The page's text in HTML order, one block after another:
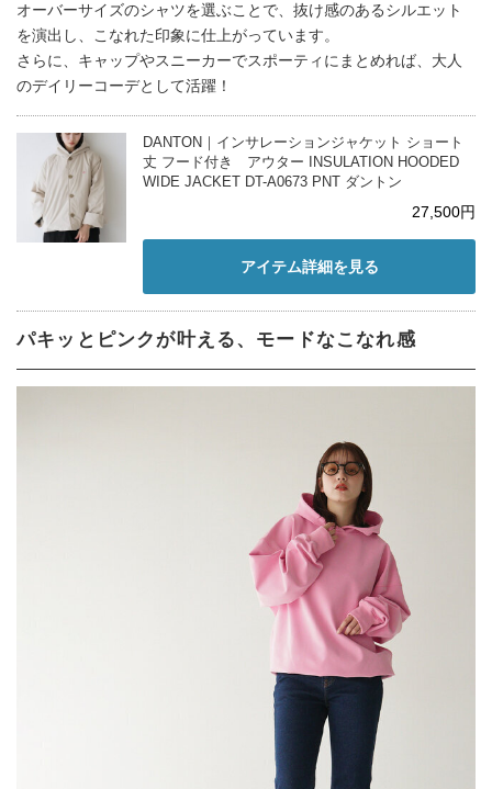
オーバーサイズのシャツを選ぶことで、抜け感のあるシルエット
を演出し、こなれた印象に仕上がっています。
さらに、キャップやスニーカーでスポーティにまとめれば、大人
のデイリーコーデとして活躍！
DANTON｜インサレーションジャケット ショート
丈 フード付き アウター INSULATION HOODED
WIDE JACKET DT-A0673 PNT ダントン
27,500円
アイテム詳細を見る
パキッとピンクが叶える、モードなこなれ感